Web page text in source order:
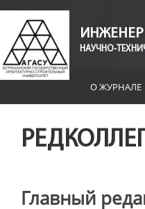
НАУЧНО-
О ЖУРНАЛЕ
Главный